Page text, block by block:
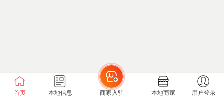
首页 本地信息 商家入驻 本地商家 用户登录